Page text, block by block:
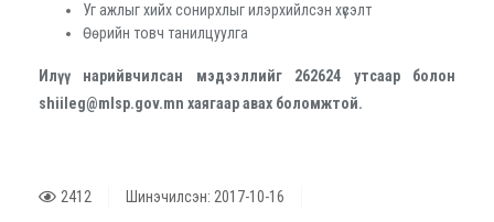
Уг ажлыг хийх сонирхлыг илэрхийлсэн хүсэлт
Өөрийн товч танилцуулга
Илүү нарийвчилсан мэдээллийг 262624 утсаар болон
shiileg@mlsp.gov.mn хаягаар авах боломжтой.
2412 Шинэчилсэн: 2017-10-16